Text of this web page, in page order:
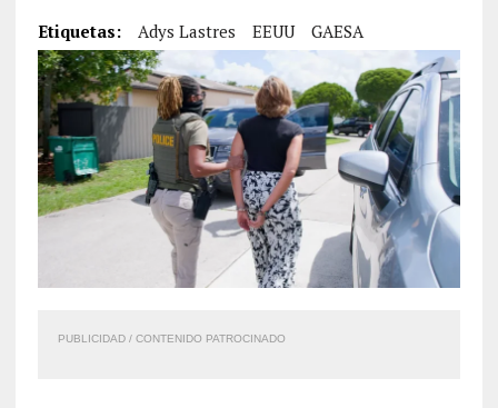
Etiquetas: Adys Lastres EEUU GAESA
PUBLICIDAD / CONTENIDO PATROCINADO